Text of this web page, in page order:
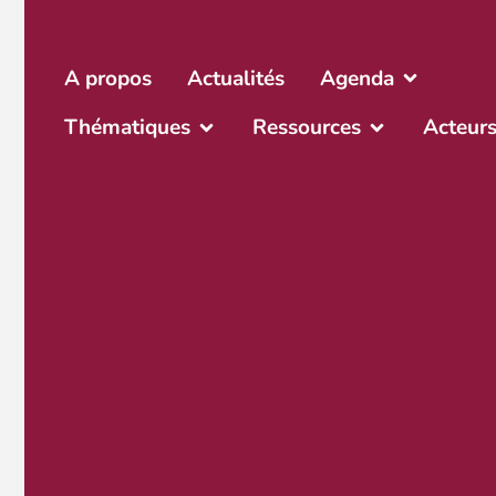
A propos Actualités
Agenda
Thématiques
Ressources Acteurs